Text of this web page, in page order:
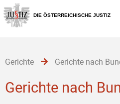
Zur
Hauptnavigation
[1]
Zum
Inhalt
[2]
Zum
Untermenü
[3]
DIE ÖSTERREICHISCHE JUSTIZ
Gerichte Gerichte nach
Gerichte nach